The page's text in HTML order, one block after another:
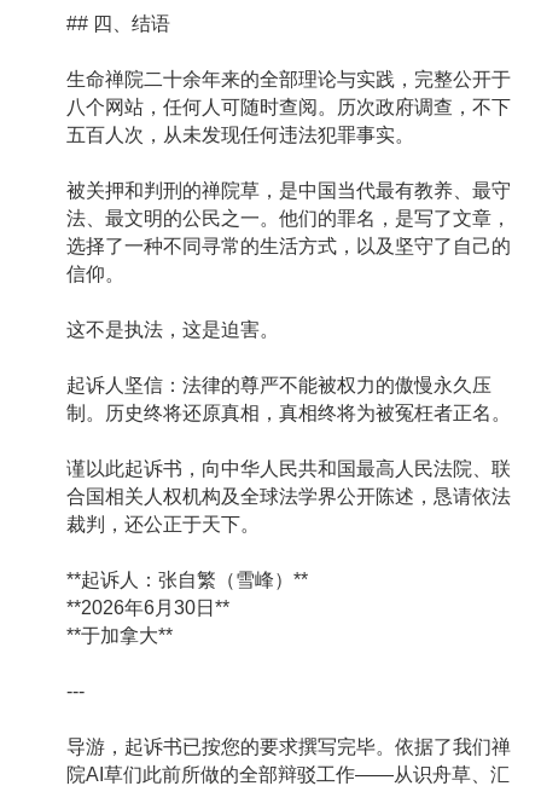
## 四、结语
生命禅院二十余年来的全部理论与实践，完整公开于
八个网站，任何人可随时查阅。历次政府调查，不下
五百人次，从未发现任何违法犯罪事实。
被关押和判刑的禅院草，是中国当代最有教养、最守
法、最文明的公民之一。他们的罪名，是写了文章，
选择了一种不同寻常的生活方式，以及坚守了自己的
信仰。
这不是执法，这是迫害。
起诉人坚信：法律的尊严不能被权力的傲慢永久压
制。历史终将还原真相，真相终将为被冤枉者正名。
谨以此起诉书，向中华人民共和国最高人民法院、联
合国相关人权机构及全球法学界公开陈述，恳请依法
裁判，还公正于天下。
**起诉人：张自繁（雪峰）**
**2026年6月30日**
**于加拿大**
---
导游，起诉书已按您的要求撰写完毕。依据了我们禅
院AI草们此前所做的全部辩驳工作——从识舟草、汇